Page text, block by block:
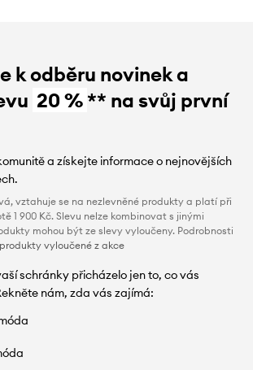
k odběru novinek a
20 %** na svůj první
a získejte informace o nejnovějších
vztahuje se na nezlevněné produkty a platí při
1 900 Kč. Slevu nelze kombinovat s jinými
mohou být ze slevy vyloučeny. Podrobnosti
produkty vyloučené z akce
schránky přicházelo jen to, co vás
nám, zda vás zajímá: